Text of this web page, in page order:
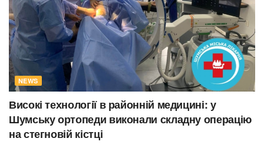
NEWS
Високі технології в районній медицині: у
Шумську ортопеди виконали складну операцію
на стегновій кістці